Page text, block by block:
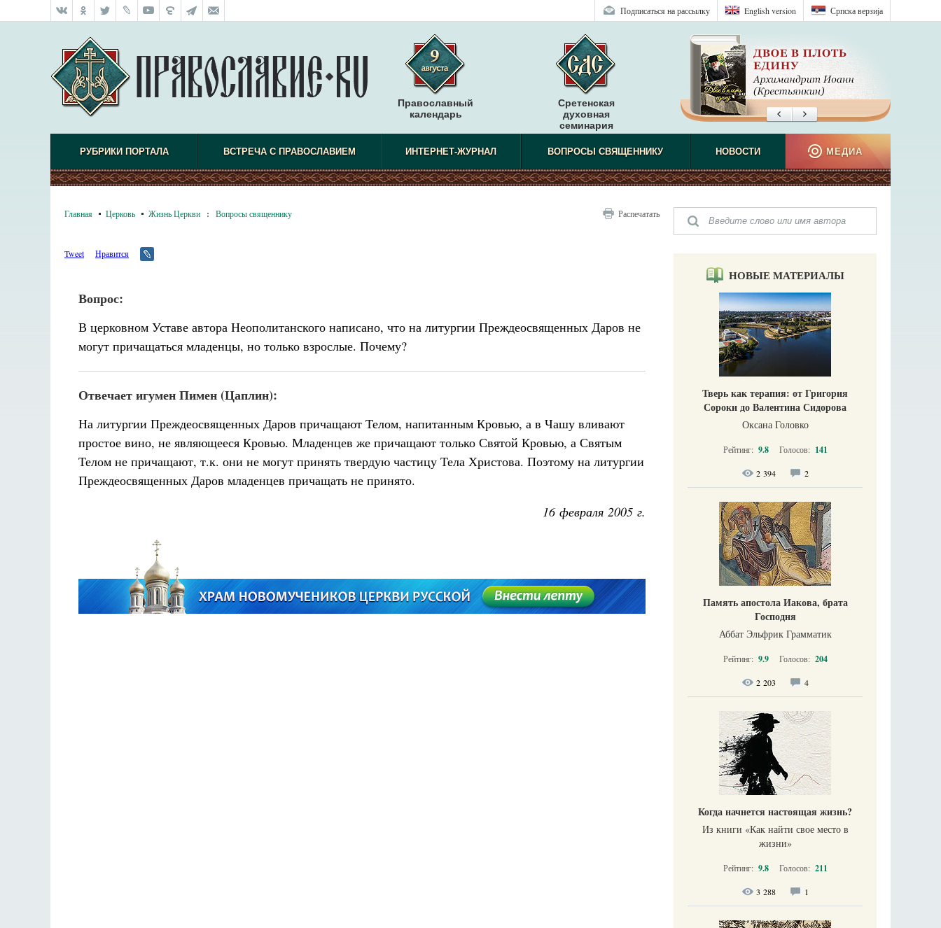
Српска верзиjа
English version
Подписаться на рассылку
Православный
календарь
Сретенская
духовная
семинария
РУБРИКИ ПОРТАЛА ВСТРЕЧА С ПРАВОСЛАВИЕМ ИНТЕРНЕТ-ЖУРНАЛ ВОПРОСЫ СВЯЩЕННИКУ НОВОСТИ МЕДИА
Главная Церковь Жизнь Церкви : Вопросы священнику Распечатать
Tweet Нравится
Вопрос:
В церковном Уставе автора Неополитанского написано, что на литургии Преждеосвященных Даров не
могут причащаться младенцы, но только взрослые. Почему?
Отвечает игумен Пимен (Цаплин):
На литургии Преждеосвященных Даров причащают Телом, напитанным Кровью, а в Чашу вливают
простое вино, не являющееся Кровью. Младенцев же причащают только Святой Кровью, а Святым
Телом не причащают, т.к. они не могут принять твердую частицу Тела Христова. Поэтому на литургии
Преждеосвященных Даров младенцев причащать не принято.
16 февраля 2005 г.
НОВЫЕ МАТЕРИАЛЫ
Тверь как терапия: от Григория
Сороки до Валентина Сидорова
Оксана Головко
Рейтинг: 9.8 Голосов: 141
2 394 2
Память апостола Иакова, брата
Господня
Аббат Эльфрик Грамматик
Рейтинг: 9.9 Голосов: 204
2 203 4
Когда начнется настоящая жизнь?
Из книги «Как найти свое место в
жизни​»
Рейтинг: 9.8 Голосов: 211
3 288 1